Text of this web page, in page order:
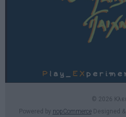
© 2026
Powered by nopCommerceDesigned &